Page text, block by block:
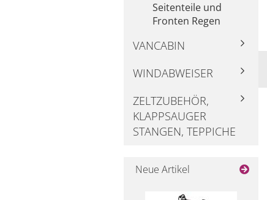
Seitenteile und
Fronten Regen
VANCABIN
WINDABWEISER
ZELTZUBEHÖR,
KLAPPSAUGER
STANGEN, TEPPICHE
Neue Artikel